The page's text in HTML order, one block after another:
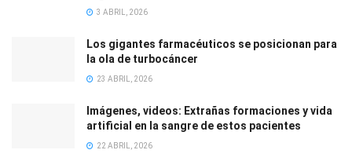
3 ABRIL, 2026
Los gigantes farmacéuticos se posicionan para
la ola de turbocáncer
23 ABRIL, 2026
Imágenes, videos: Extrañas formaciones y vida
artificial en la sangre de estos pacientes
22 ABRIL, 2026